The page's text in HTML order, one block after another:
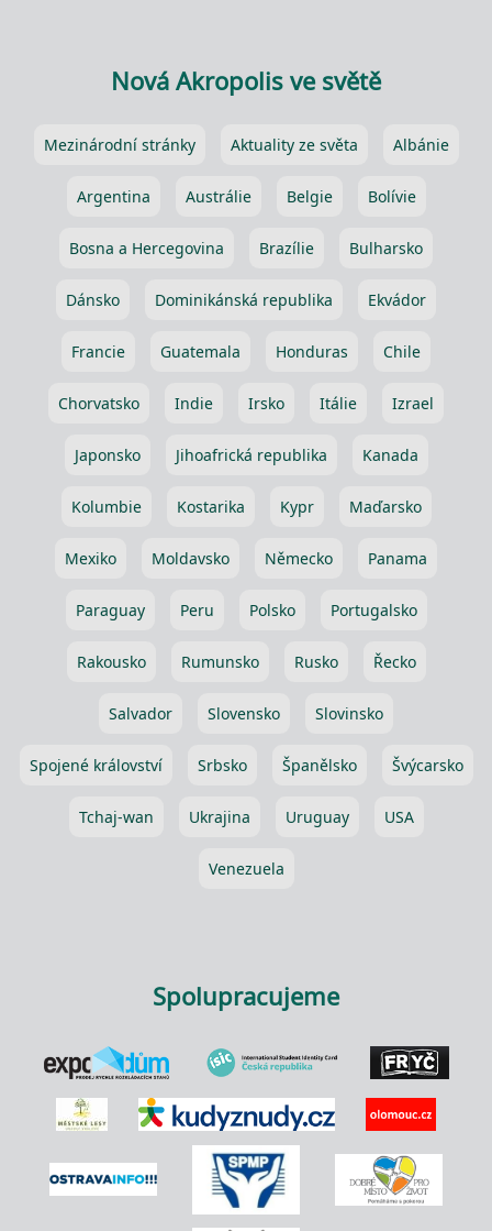
Nová Akropolis ve světě
Mezinárodní stránky Aktuality ze světa Albánie
Argentina Austrálie Belgie Bolívie
Bosna a Hercegovina Brazílie Bulharsko
Dánsko Dominikánská republika Ekvádor
Francie Guatemala Honduras Chile
Chorvatsko Indie Irsko Itálie Izrael
Japonsko Jihoafrická republika Kanada
Kolumbie Kostarika Kypr Maďarsko
Mexiko Moldavsko Německo Panama
Paraguay Peru Polsko Portugalsko
Rakousko Rumunsko Rusko Řecko
Salvador Slovensko Slovinsko
Spojené království Srbsko Španělsko Švýcarsko
Tchaj-wan Ukrajina Uruguay USA
Venezuela
Spolupracujeme